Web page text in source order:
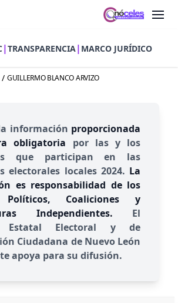
|TRANSPARENCIA| MARCO JURÍDICO
/ GUILLERMO BLANCO ARVIZO
información proporcionada
obligatoria por las y los
que participan en las
electorales locales 2024. La
es responsabilidad de los
Políticos, Coaliciones y
Independientes. El
Estatal Electoral y de
Ciudadana de Nuevo León
apoya para su difusión.